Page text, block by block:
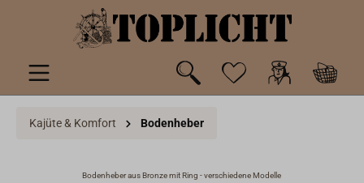
springen
Kajüte & Komfort Bodenheber
Bodenheber aus Bronze mit Ring - verschiedene Modelle